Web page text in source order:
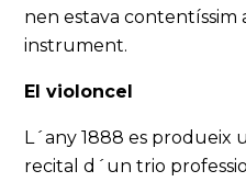
nen estava contentíssim
instrument.
El violoncel
L´any 1888 es produeix
recital d´un trio